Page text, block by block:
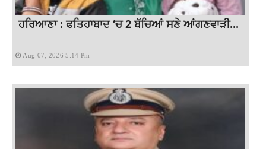
ਹਰਿਆਣਾ : ਫਤਿਹਾਬਾਦ ‘ਚ 2 ਬੱਚਿਆਂ ਸਣੇ ਆਂਗਣਵਾੜੀ...
Aug 07, 2026 5:14 Pm